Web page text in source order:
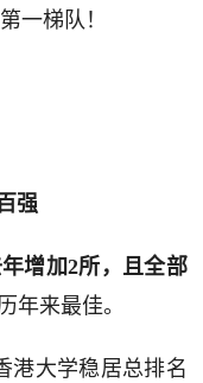
一梯队！
强
增加2所，且全部
年来最佳。
港大学稳居总排名